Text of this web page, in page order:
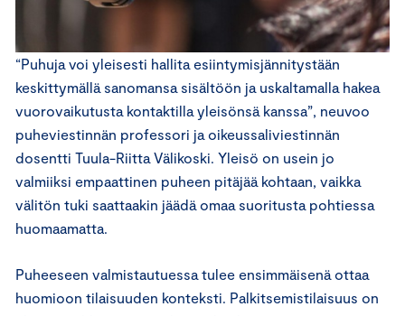
“Puhuja voi yleisesti hallita esiintymisjännitystään
keskittymällä sanomansa sisältöön ja uskaltamalla hakea
vuorovaikutusta kontaktilla yleisönsä kanssa”, neuvoo
puheviestinnän professori ja oikeussaliviestinnän
dosentti Tuula-Riitta Välikoski. Yleisö on usein jo
valmiiksi empaattinen puheen pitäjää kohtaan, vaikka
välitön tuki saattaakin jäädä omaa suoritusta pohtiessa
huomaamatta.
Puheeseen valmistautuessa tulee ensimmäisenä ottaa
huomioon tilaisuuden konteksti. Palkitsemistilaisuus on